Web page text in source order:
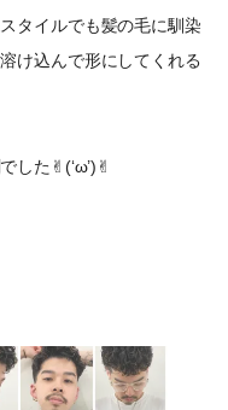
タイルでも髪の毛に馴染
け込んで形にしてくれる
した✌︎(‘ω’)✌︎